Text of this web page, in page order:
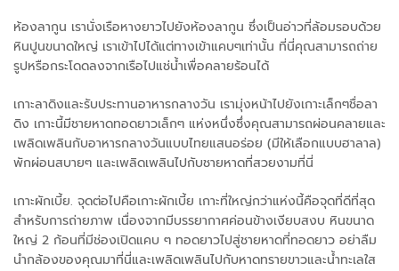
ห้องลากูน เรานั่งเรือหางยาวไปยังห้องลากูน ซึ่งเป็นอ่าวที่ล้อมรอบด้วย
หินปูนขนาดใหญ่ เราเข้าไปได้แต่ทางเข้าแคบๆเท่านั้น ที่นี่คุณสามารถถ่าย
รูปหรือกระโดดลงจากเรือไปแช่น้ำเพื่อคลายร้อนได้
เกาะลาดิงและรับประทานอาหารกลางวัน เรามุ่งหน้าไปยังเกาะเล็กๆชื่อลา
ดิง เกาะนี้มีชายหาดทอดยาวเล็กๆ แห่งหนึ่งซึ่งคุณสามารถผ่อนคลายและ
เพลิดเพลินกับอาหารกลางวันแบบไทยแสนอร่อย (มีให้เลือกแบบฮาลาล)
พักผ่อนสบายๆ และเพลิดเพลินไปกับชายหาดที่สวยงามที่นี่
เกาะผักเบี้ย. จุดต่อไปคือเกาะผักเบี้ย เกาะที่ใหญ่กว่าแห่งนี้คือจุดที่ดีที่สุด
สำหรับการถ่ายภาพ เนื่องจากมีบรรยากาศค่อนข้างเงียบสงบ หินขนาด
ใหญ่ 2 ก้อนที่มีช่องเปิดแคบ ๆ ทอดยาวไปสู่ชายหาดที่ทอดยาว อย่าลืม
นำกล้องของคุณมาที่นี่และเพลิดเพลินไปกับหาดทรายขาวและน้ำทะเลใส